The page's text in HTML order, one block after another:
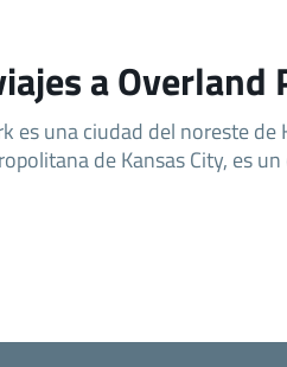
a Overland
es una ciudad del noreste de
de Kansas City, es